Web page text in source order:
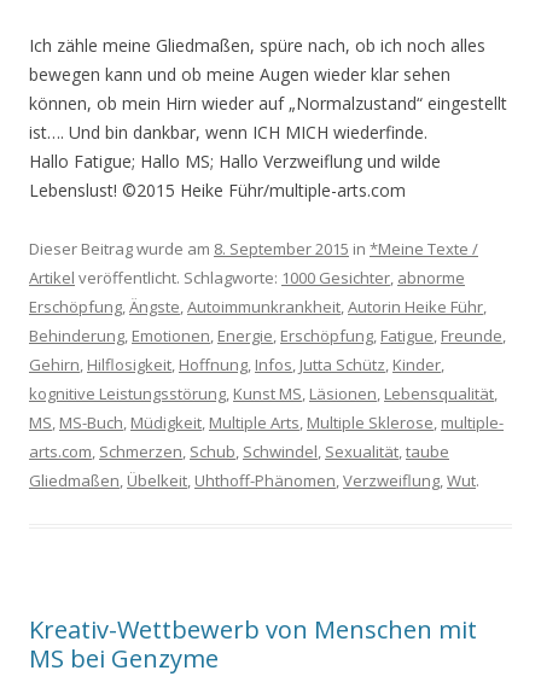
Ich zähle meine Gliedmaßen, spüre nach, ob ich noch alles
bewegen kann und ob meine Augen wieder klar sehen
können, ob mein Hirn wieder auf „Normalzustand“ eingestellt
ist…. Und bin dankbar, wenn ICH MICH wiederfinde.
Hallo Fatigue; Hallo MS; Hallo Verzweiflung und wilde
Lebenslust! ©2015 Heike Führ/multiple-arts.com
Dieser Beitrag wurde am 8. September 2015 in *Meine Texte /
Artikel veröffentlicht. Schlagworte: 1000 Gesichter, abnorme
Erschöpfung,Ängste,Autoimmunkrankheit,Autorin Heike Führ,
Behinderung, Emotionen, Energie, Erschöpfung, Fatigue, Freunde,
Gehirn, Hilflosigkeit, Hoffnung, Infos, Jutta Schütz, Kinder,
kognitive Leistungsstörung, Kunst MS, Läsionen, Lebensqualität,
MS, MS-Buch, Müdigkeit, Multiple Arts, Multiple Sklerose, multiple-
arts.com, Schmerzen, Schub, Schwindel, Sexualität,taube
Gliedmaßen, Übelkeit, Uhthoff-Phänomen,Verzweiflung,Wut.
Kreativ-Wettbewerb von Menschen mit
MS bei Genzyme